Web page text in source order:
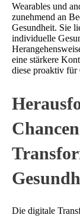
Wearables und
zunehmend an
Gesundheit. Sie
individuelle
eine stärkere
diese proaktiv für
Die digitale